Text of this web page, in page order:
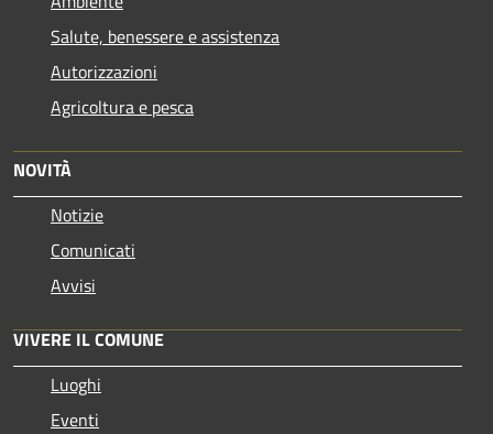
Salute, benessere e assistenza
Autorizzazioni
Agricoltura e pesca
NOVITÀ
Notizie
Comunicati
Avvisi
VIVERE IL COMUNE
Luoghi
Eventi